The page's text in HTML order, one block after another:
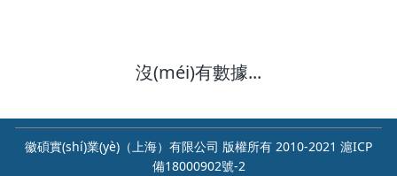
沒(méi)有數據...
徽碩實(shí)業(yè)（上海）有限公司 版權所有 2010-2021 滬ICP
備18000902號-2